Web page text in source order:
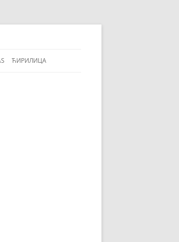
ЋИРИЛИЦА